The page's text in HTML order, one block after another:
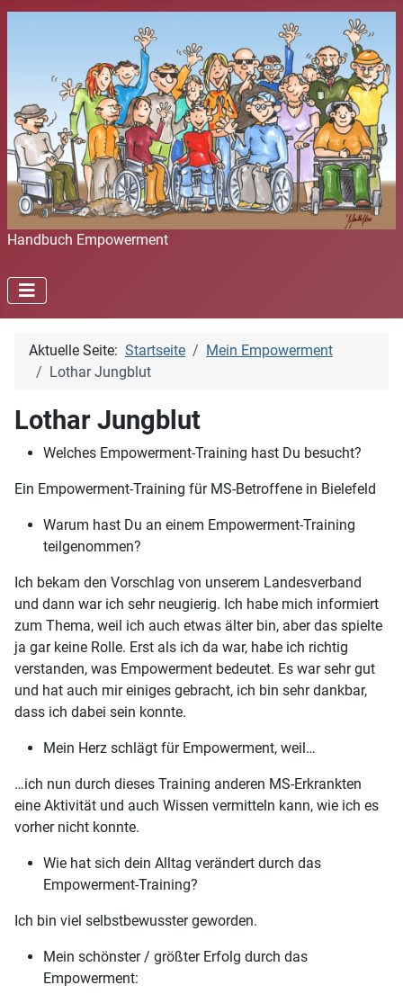
Handbuch Empowerment
Aktuelle Seite: Startseite
Mein Empowerment
Lothar Jungblut
Lothar Jungblut
Welches Empowerment-Training hast Du besucht?
Ein Empowerment-Training für MS-Betroffene in Bielefeld
Warum hast Du an einem Empowerment-Training
teilgenommen?
Ich bekam den Vorschlag von unserem Landesverband
und dann war ich sehr neugierig. Ich habe mich informiert
zum Thema, weil ich auch etwas älter bin, aber das spielte
ja gar keine Rolle. Erst als ich da war, habe ich richtig
verstanden, was Empowerment bedeutet. Es war sehr gut
und hat auch mir einiges gebracht, ich bin sehr dankbar,
dass ich dabei sein konnte.
Mein Herz schlägt für Empowerment, weil…
…ich nun durch dieses Training anderen MS-Erkrankten
eine Aktivität und auch Wissen vermitteln kann, wie ich es
vorher nicht konnte.
Wie hat sich dein Alltag verändert durch das
Empowerment-Training?
Ich bin viel selbstbewusster geworden.
Mein schönster / größter Erfolg durch das
Empowerment: